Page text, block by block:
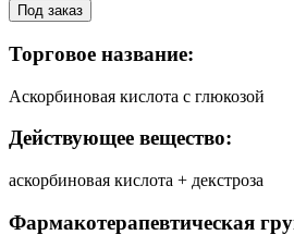
Под заказ
Торговое название:
Аскорбиновая кислота с глюкозой
Действующее вещество:
аскорбиновая кислота + декстроза
Фармакотерапевтическая